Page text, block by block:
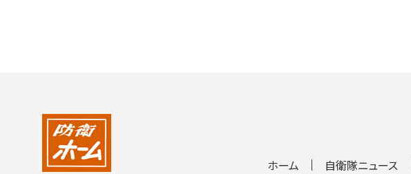
ホーム 自衛隊ニュース